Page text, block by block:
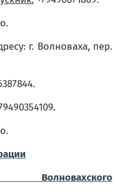
г. Волноваха, пер.
Волновахского